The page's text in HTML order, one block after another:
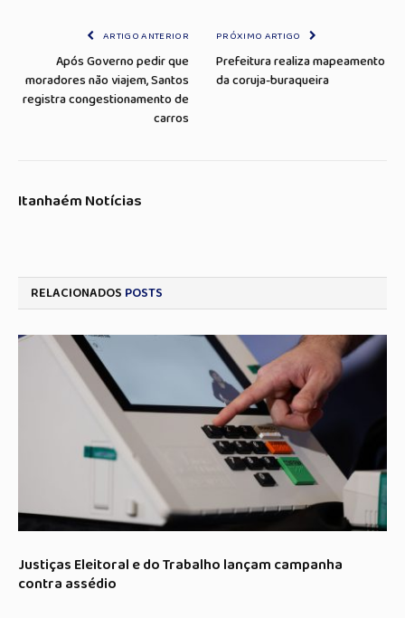
ARTIGO ANTERIOR
Após Governo pedir que
moradores não viajem, Santos
registra congestionamento de
carros
PRÓXIMO ARTIGO
Prefeitura realiza mapeamento
da coruja-buraqueira
Itanhaém Notícias
RELACIONADOS POSTS
Justiças Eleitoral e do Trabalho lançam campanha
contra assédio